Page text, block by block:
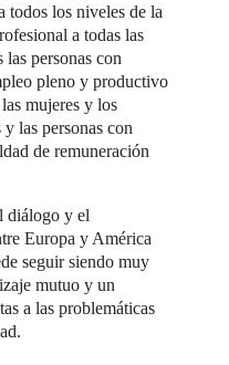
todos los niveles de la
a todas las
personas con
pleno y productivo
mujeres y los
las personas con
de remuneración
diálogo y el
Europa y América
seguir siendo muy
mutuo y un
a las problemáticas